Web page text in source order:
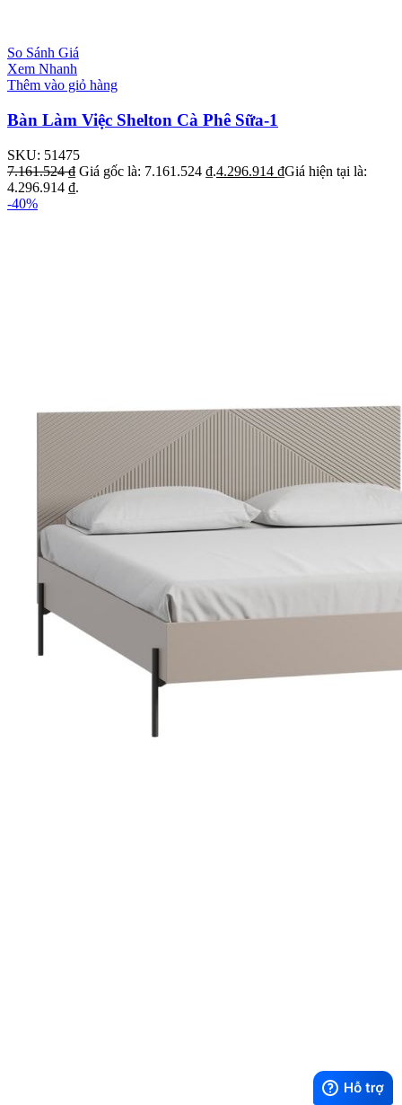
So Sánh Giá
Xem Nhanh
Thêm vào giỏ hàng
Bàn Làm Việc Shelton Cà Phê Sữa-1
SKU: 51475
7.161.524₫ Giá gốc là: 7.161.524 ₫.4.296.914 ₫Giá hiện tại là:
4.296.914 ₫.
-40%